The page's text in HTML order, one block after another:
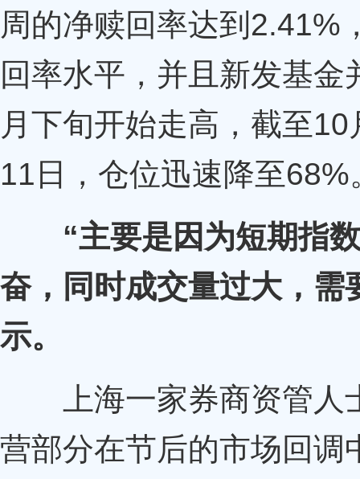
周的净赎回率达到2.41%
回率水平，并且新发基
月下旬开始走高，截至
11日，仓位迅速降至68%
“主要是因为短期指
奋，同时成交量过大，需
示。
上海一家券商资管人
营部分在节后的市场回调